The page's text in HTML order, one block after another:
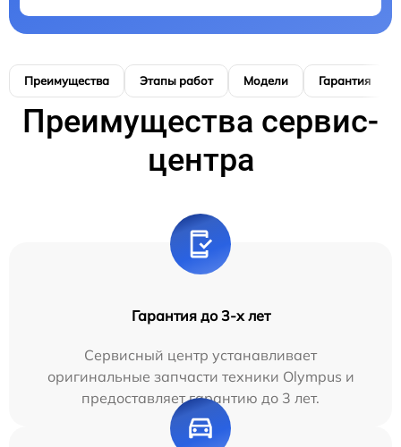
Преимущества Этапы работ Модели Гарантия
Преимущества сервис-
центра
Гарантия до 3-х лет
Сервисный центр устанавливает
оригинальные запчасти техники Olympus и
предоставляет гарантию до 3 лет.